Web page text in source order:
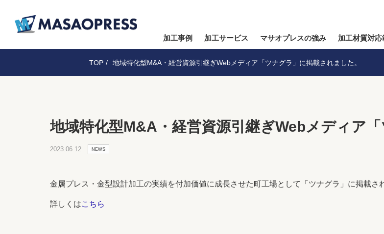
加工事例 加工サービス マサオプレスの強み 加工材質対応
TOP 地域特化型M&A・経営資源引継ぎWebメディア「ツナグラ」に掲載されました。
地域特化型M&A・経営資源引継ぎWebメディア
2023.06.12 NEWS
金属プレス・金型設計加工の実績を付加価値に成長させた町工場として「ツナグラ」に掲載さ
詳しくはこちら